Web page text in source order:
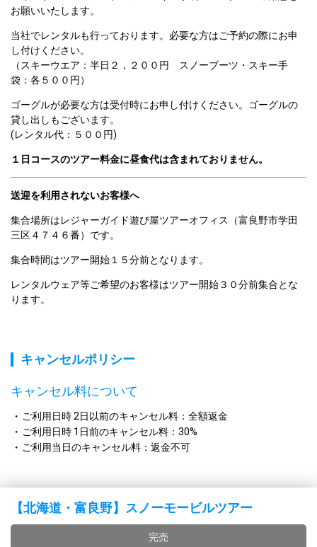
お願いいたします。
当社でレンタルも行っております。必要な方はご予約の際にお申
し付けください。
（スキーウエア：半日２，２００円　スノーブーツ・スキー手
袋：各５００円）
ゴーグルが必要な方は受付時にお申し付けください。ゴーグルの
貸し出しもございます。
(レンタル代：５００円)
１日コースのツアー料金に昼食代は含まれておりません。
送迎を利用されないお客様へ
集合場所はレジャーガイド遊び屋ツアーオフィス（富良野市学田
三区４７４６番）です。
集合時間はツアー開始１５分前となります。
レンタルウェア等ご希望のお客様はツアー開始３０分前集合とな
ります。
キャンセルポリシー
キャンセル料について
ご利用日時 2日以前のキャンセル料：全額返金
ご利用日時 1日前のキャンセル料：30%
ご利用当日のキャンセル料：返金不可
【北海道・富良野】スノーモービルツアー
完売